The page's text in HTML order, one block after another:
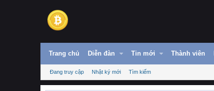
Trang chủ Diễn đàn Tin mới Thành viên
Đang truy cập Nhật ký mới Tìm kiếm